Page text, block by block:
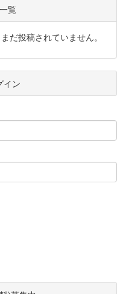
覧
だ投稿されていません。
イン